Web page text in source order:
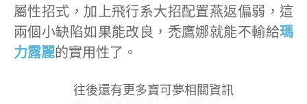
屬性招式，加上飛行系大招配置燕返偏弱，這
兩個小缺陷如果能改良，禿鷹娜就能不輸給瑪
力露麗的實用性了。
往後還有更多寶可夢相關資訊